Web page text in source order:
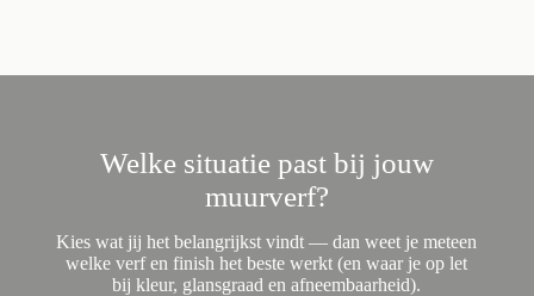
Welke situatie past bij jouw
muurverf?
Kies wat jij het belangrijkst vindt — dan weet je meteen
welke verf en finish het beste werkt (en waar je op let
bij kleur, glansgraad en afneembaarheid).